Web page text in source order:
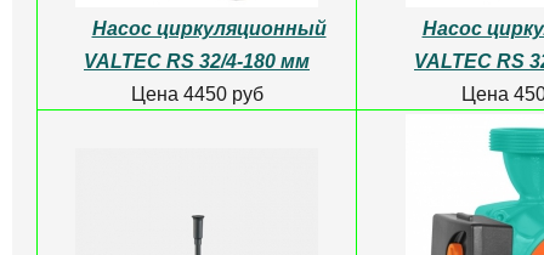
Насос циркуляционный
VALTEC RS 32/4-180 мм
Цена 4450 руб
Насос
VALTEC RS
Цена